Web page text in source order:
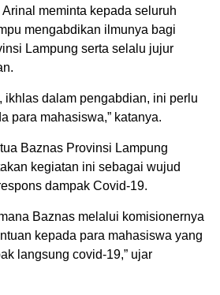
meminta kepada seluruh
mengabdikan ilmunya bagi
Lampung serta selalu jujur
ikhlas dalam pengabdian, ini perlu
para mahasiswa,” katanya.
Baznas Provinsi Lampung
kegiatan ini sebagai wujud
dampak Covid-19.
Baznas melalui komisionernya
kepada para mahasiswa yang
langsung covid-19,” ujar